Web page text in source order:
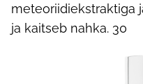
meteoriidiekstraktiga
ja kaitseb nahka. 30